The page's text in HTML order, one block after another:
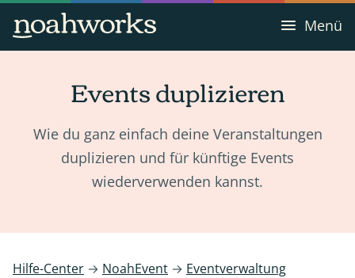
Menü
Events duplizieren
Wie du ganz einfach deine Veranstaltungen
duplizieren und für künftige Events
wiederverwenden kannst.
Hilfe-Center → NoahEvent → Eventverwaltung